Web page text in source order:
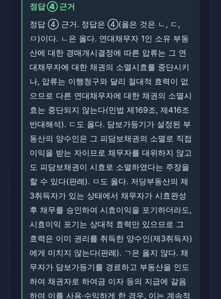
정답 ④ 근거
정답 ④ 근거. 정답은 ④(옳은 것은 ㄴ, ㄷ,
ㅁ)이다. ㄴ은 옳다. 연대채무자 1인 소유 부동
산에 대한 경매개시결정에 따른 압류는 그 연
대채무자에 대한 채권의 소멸시효를 중단시키
나, 압류는 이행청구와 달리 절대적 효력이 없
으므로 다른 연대채무자에 대한 채권의 소멸시
효는 중단되지 않는다(민법 제169조, 제416조
반대해석). ㄷ도 옳다. 담보가등기가 설정된 부
동산의 양수인은 그 피담보채권의 소멸로 직접
이익을 받는 자이므로 채무자를 대위하지 않고
도 피담보채권이 시효로 소멸하였다는 주장을
할 수 있다(판례). ㅁ도 옳다. 저당부동산의 제
3취득자가 있는 상태에서 채무자가 시효완성
후 채무를 승인하여 시효이익을 포기하더라도,
시효이익 포기는 상대적 효력만 있으므로 그
효력은 이미 권리를 취득한 양수인(제3취득자)
에게 미치지 않는다(판례). ㄱ은 옳지 않다. 채
무자가 담보가등기를 경료하고 부동산을 인도
하여 채권자로 하여금 이자 등의 지급에 갈음
하여 이를 사용·수익하게 한 경우, 이는 계속적